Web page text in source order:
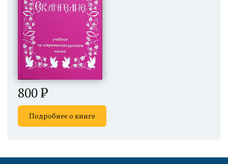
800
Подробнее о книге